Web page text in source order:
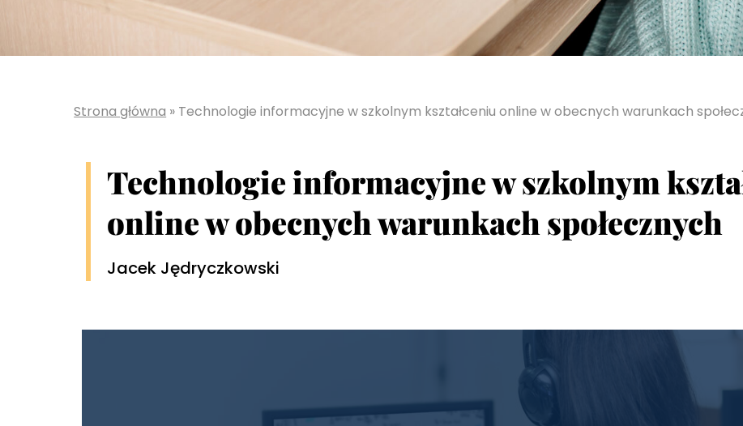
Strona główna » Technologie informacyjne w szkolnym kształceniu online w obecnych warunkach
Technologie informacyjne w szkolnym
online w obecnych warunkach społecznych
Jacek Jędryczkowski